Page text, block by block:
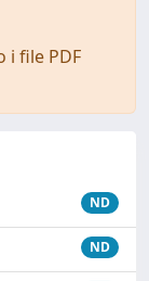
i file PDF
ND
ND